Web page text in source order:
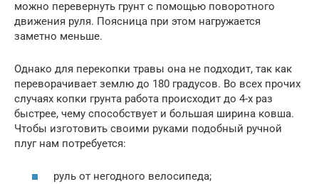
можно перевернуть грунт с помощью поворотного
движения руля. Поясница при этом нагружается
заметно меньше.
Однако для перекопки травы она не подходит, так как
переворачивает землю до 180 градусов. Во всех прочих
случаях копки грунта работа происходит до 4-х раз
быстрее, чему способствует и большая ширина ковша.
Чтобы изготовить своими руками подобный ручной
плуг нам потребуется:
руль от негодного велосипеда;